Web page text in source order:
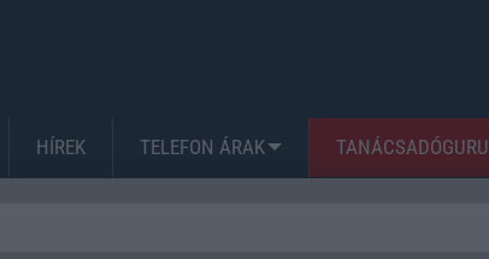
HÍREK TELEFON ÁRAK TANÁCSADÓGURU